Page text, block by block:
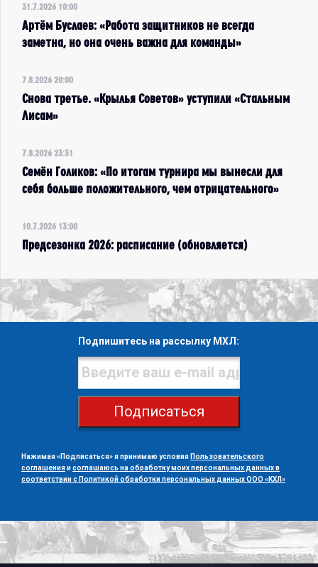
31.7.2026 10:00
Артём Буслаев: «Работа защитников не всегда
заметна, но она очень важна для команды»
7.8.2026 20:00
Снова третье. «Крылья Советов» уступили «Стальным
Лисам»
7.8.2026 23:31
Семён Голиков: «По итогам турнира мы вынесли для
себя больше положительного, чем отрицательного»
10.7.2026 13:00
Предсезонка 2026: расписание (обновляется)
Подпишитесь на рассылку МХЛ:
Подписаться
Нажимая «Подписаться» я принимаю условия Пользовательского
соглашенияисоглашаюсь на обработку моих персональных данных в
соответствии с Политикой обработки персональных данных ООО «КХЛ»